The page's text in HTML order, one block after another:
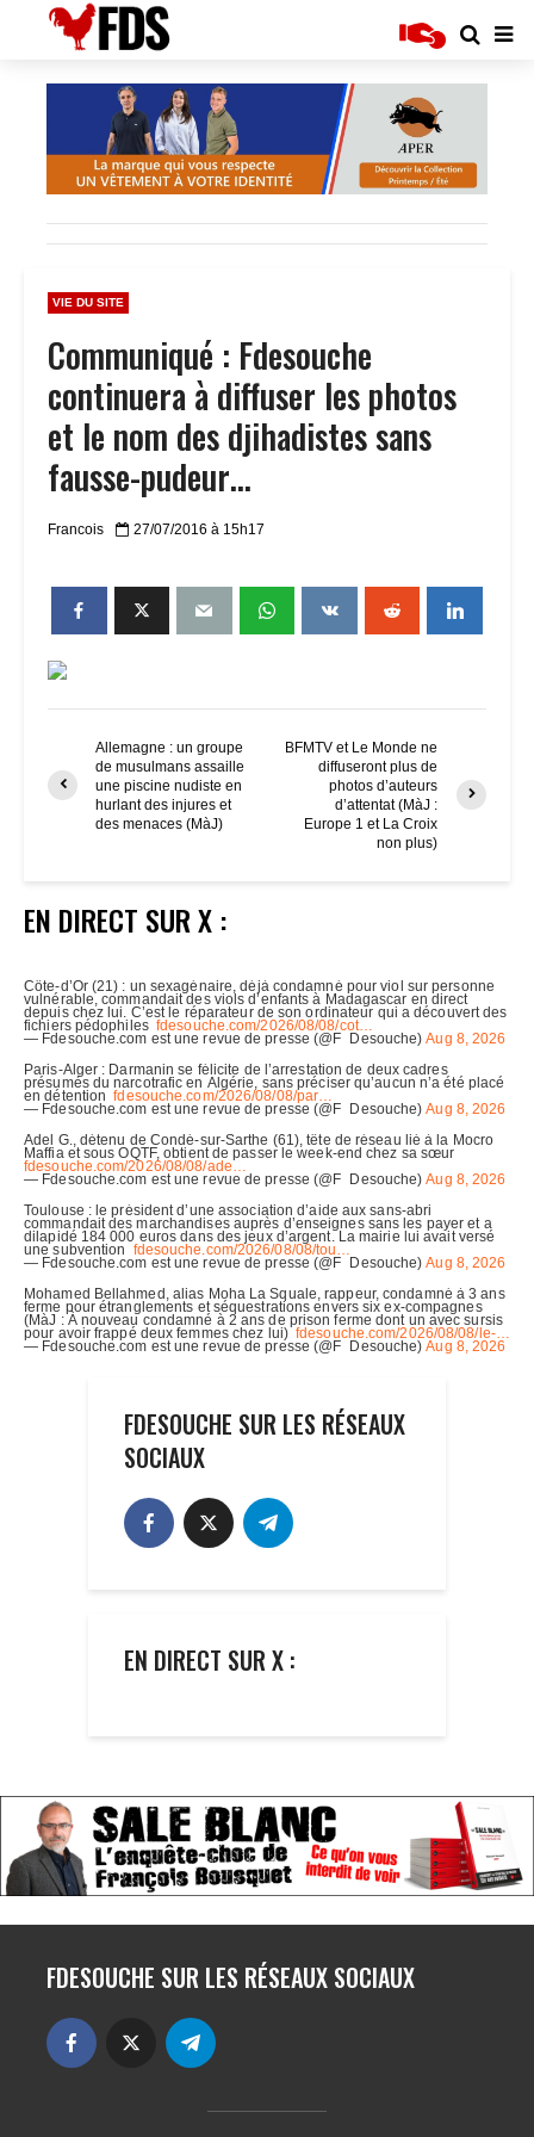
VIE DU SITE
Communiqué : Fdesouche
continuera à diffuser les photos
et le nom des djihadistes sans
fausse-pudeur…
Francois 27/07/2016 à 15h17
Allemagne : un groupe
de musulmans assaille
une piscine nudiste en
hurlant des injures et
des menaces (MàJ)
BFMTV et Le Monde ne
diffuseront plus de
photos d’auteurs
d’attentat (MàJ :
Europe 1 et La Croix
non plus)
EN DIRECT SUR X :
FDESOUCHE SUR LES RÉSEAUX
SOCIAUX
EN DIRECT SUR X :
FDESOUCHE SUR LES RÉSEAUX SOCIAUX